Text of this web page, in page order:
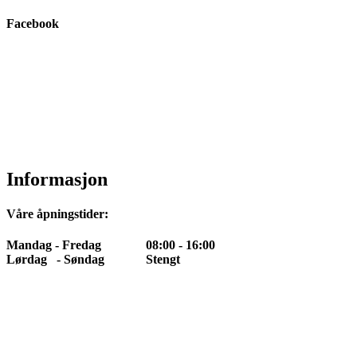
Facebook
Informasjon
Våre åpningstider:
Mandag - Fredag 08:00 - 16:00
Lørdag - Søndag Stengt